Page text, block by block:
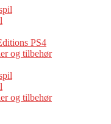
PS4
og tilbehør
og tilbehør